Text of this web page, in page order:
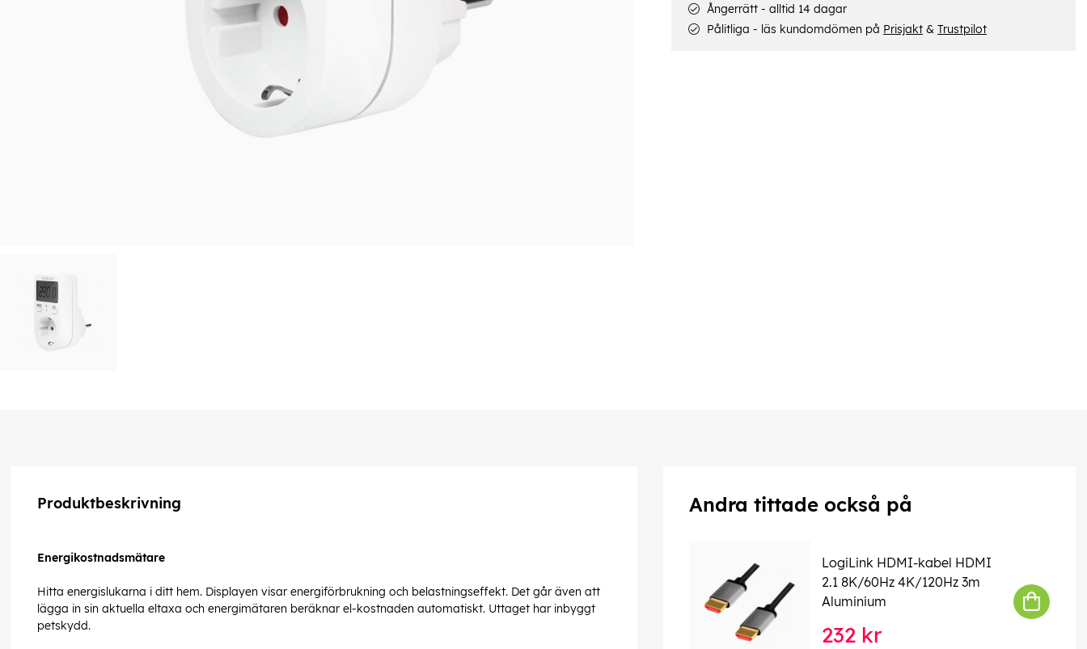
Ångerrätt - alltid 14 dagar
Pålitliga - läs kundomdömen på Prisjakt& Trustpilot
Produktbeskrivning
Energikostnadsmätare
Hitta energislukarna i ditt hem. Displayen visar energiförbrukning och belastningseffekt. Det går även att
lägga in sin aktuella eltaxa och energimätaren beräknar el-kostnaden automatiskt. Uttaget har inbyggt
petskydd.
Andra tittade också på
LogiLink HDMI-kabel HDMI
2.1 8K/60Hz 4K/120Hz 3m
Aluminium
232 kr